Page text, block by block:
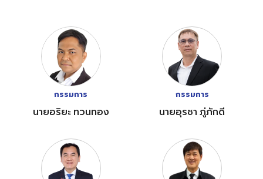
กรรมการ
นายอริยะ ทวนทอง
กรรมการ
นายอุรชา ภู่ภักดี